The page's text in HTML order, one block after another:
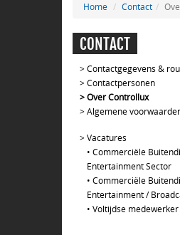
Home Contact
CONTACT
>Contactgegevens &
>Contactpersonen
>Over Controllux
>Algemene
>Vacatures
• Commerciële
Entertainment Sector
• Commerciële
Entertainment /
• Voltijdse